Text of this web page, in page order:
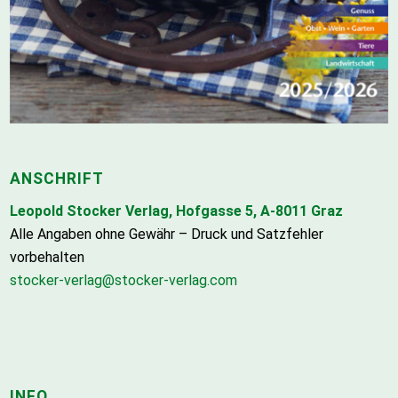
ANSCHRIFT
Leopold Stocker Verlag, Hofgasse 5, A-8011 Graz
Alle Angaben ohne Gewähr – Druck und Satzfehler
vorbehalten
stocker-verlag@stocker-verlag.com